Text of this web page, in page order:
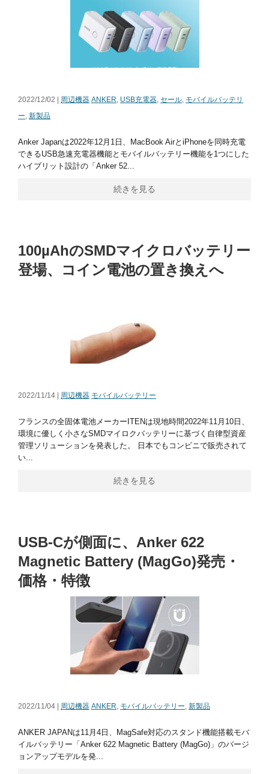
2022/12/02 | 周辺機器 ANKER, USB充電器, セール, モバイルバッテリ
ー, 新製品
Anker Japanは2022年12月1日、MacBook AirとiPhoneを同時充電
できるUSB急速充電器機能とモバイルバッテリー機能を1つにした
ハイブリット設計の「Anker 52...
続きを見る
100µAhのSMDマイクロバッテリー
登場、コイン電池の置き換えへ
2022/11/14 | 周辺機器 モバイルバッテリー
フランスの全固体電池メーカーITENは現地時間2022年11月10日、
環境に優しく小さなSMDマイロクバッテリーに基づく自律型資産
管理ソリューションを発表した。 日本でもコンビニで販売されて
い...
続きを見る
USB-Cが側面に、Anker 622
Magnetic Battery (MagGo)発売・
価格・特徴
2022/11/04 | 周辺機器 ANKER, モバイルバッテリー, 新製品
ANKER JAPANは11月4日、MagSafe対応のスタンド機能搭載モバ
イルバッテリー「Anker 622 Magnetic Battery (MagGo)」のバージ
ョンアップモデルを発...